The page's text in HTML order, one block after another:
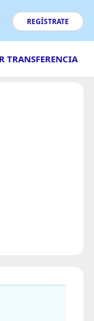
REGÍSTRATE
TRANSFERENCIA